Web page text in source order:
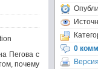
Пегова с
почему
0